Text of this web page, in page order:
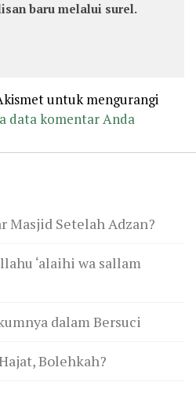
baru melalui surel.
untuk mengurangi
data komentar Anda
Masjid Setelah Adzan?
‘alaihi wa sallam
dalam Bersuci
Bolehkah?